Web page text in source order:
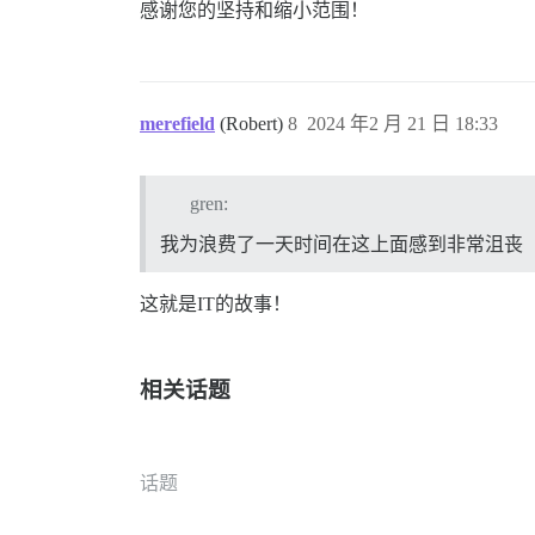
感谢您的坚持和缩小范围！
merefield (Robert) 2024 年2 月 21 日 18:33
8
gren:
我为浪费了一天时间在这上面感到非常沮丧
这就是IT的故事！
相关话题
话题